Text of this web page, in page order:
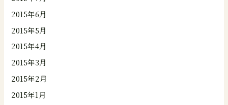
2015年6月
2015年5月
2015年4月
2015年3月
2015年2月
2015年1月